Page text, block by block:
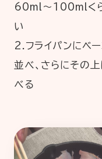
60ml～100mlくら
い
2.フライパンにベ
並べ、さらにその
べる